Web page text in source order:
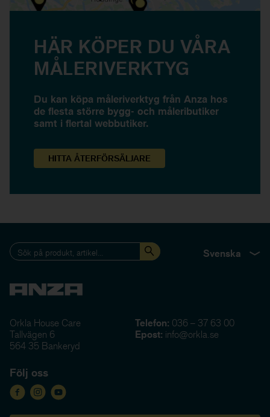
HÄR KÖPER DU VÅRA
MÅLERIVERKTYG
Du kan köpa måleriverktyg från Anza hos
de flesta större bygg- och måleributiker
samt i flertal webbutiker.
HITTA ÅTERFÖRSÄLJARE
Svenska
Orkla House Care
Tallvägen 6
564 35 Bankeryd
Telefon: 036 – 37 63 00
Epost: info@orkla.se
Följ oss